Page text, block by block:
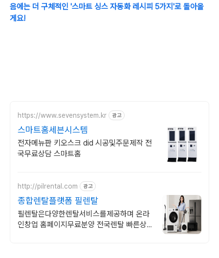
음에는 더 구체적인 '스마트 싱스 자동화 레시피 5가지'로 돌아올
게요!
https://www.sevensystem.kr 광고
스마트홈세븐시스템
전자메뉴판 키오스크 did 시공및주문제작 전
국무료상담 스마트홈
http://pilrental.com 광고
종합렌탈플랫폼 필렌탈
필렌탈은다양한렌탈서비스를제공하며 온라
인창업 홈페이지무료분양 전국렌탈 빠른상